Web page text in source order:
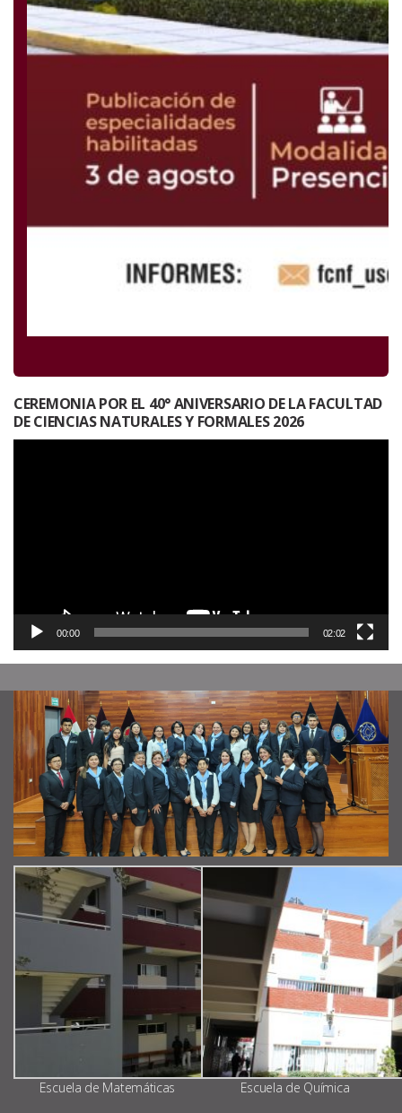
CEREMONIA POR EL 40° ANIVERSARIO DE LA FACULTAD
DE CIENCIAS NATURALES Y FORMALES 2026
00:00 02:02
Escuela de Matemáticas Escuela de Química